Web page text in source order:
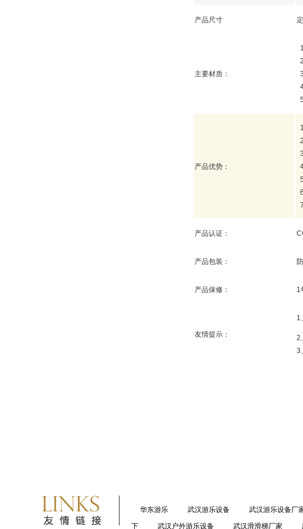
产品尺寸
主要材质：
1
2
3
5
产品优势：
1
2
3
5
6
7
产品认证：
产品包装：
产品保修： 1
友情提示：
1
2
3
华东游乐 武汉游乐设备 武汉游乐设备厂
下
武汉户外游乐设备 武汉滑滑梯厂家